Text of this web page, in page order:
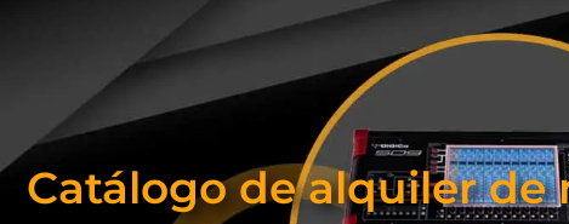
Catálogo de alquiler de